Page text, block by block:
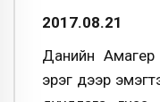
2017.08.21
Данийн Амагер
эрэг дээр